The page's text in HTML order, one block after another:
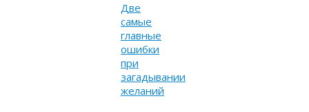
Две
самые
главные
ошибки
при
загадывании
желаний